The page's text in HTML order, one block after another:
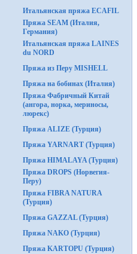
Итальянская пряжа ECAFIL
Пряжа SEAM (Италия,
Германия)
Итальянская пряжа LAINES
du NORD
Пряжа из Перу MISHELL
Пряжа на бобинах (Италия)
Пряжа Фабричный Китай
(ангора, норка, мериносы,
люрекс)
Пряжа ALIZE (Турция)
Пряжа YARNART (Турция)
Пряжа HIMALAYA (Турция)
Пряжа DROPS (Норвегия-
Перу)
Пряжа FIBRA NATURA
(Турция)
Пряжа GAZZAL (Турция)
Пряжа NAKO (Турция)
Пряжа KARTOPU (Турция)